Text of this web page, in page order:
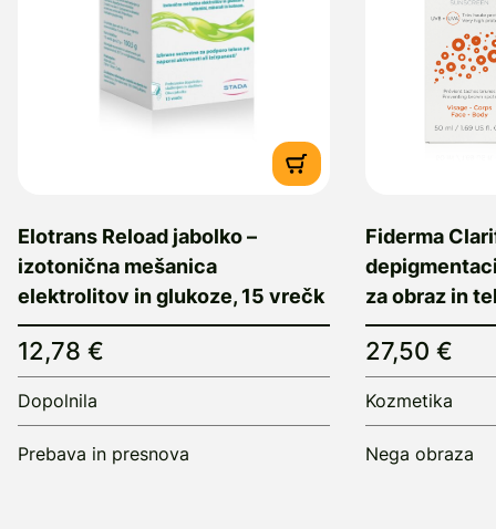
Elotrans Reload jabolko –
izotonična mešanica
elektrolitov in glukoze, 15 vrečk
12,78 €
Dopolnila
Prebava in presnova
Fiderma
za obraz in
27,50 €
Kozmetika
Nega obraza